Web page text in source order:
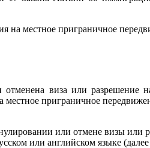
местное приграничное
виза или разрешение
приграничное
или отмене визы
или английском языке (далее